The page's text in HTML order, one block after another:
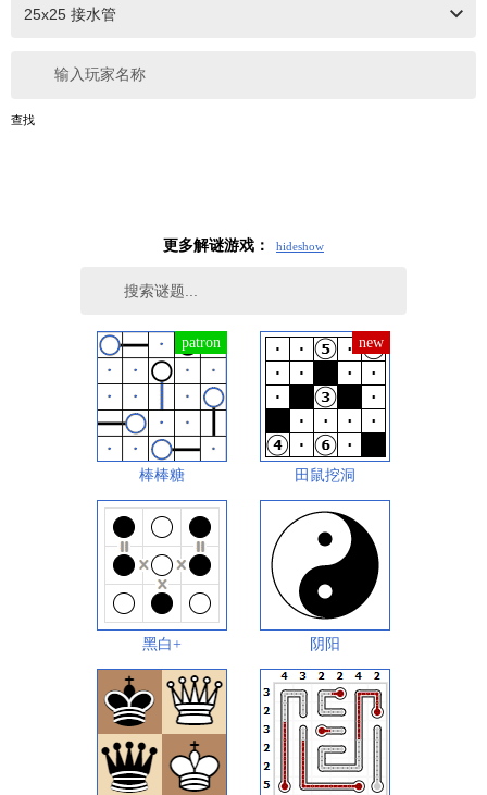
输入玩家名称
查找
更多解谜游戏： hideshow
棒棒糖 田鼠挖洞
黑白+ 阴阳